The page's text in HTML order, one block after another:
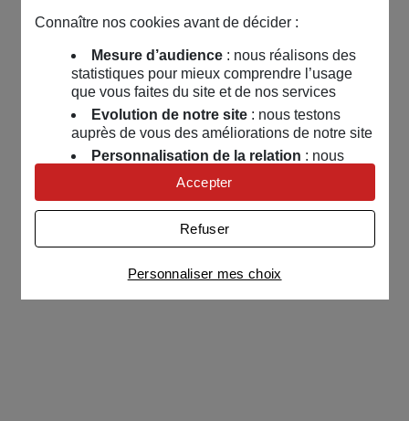
Connaître nos cookies avant de décider :
Mesure d’audience: nous réalisons des
statistiques pour mieux comprendre l’usage
que vous faites du site et de nos services
Evolution de notre site: nous testons
auprès de vous des améliorations de notre site
Personnalisation de la relation : nous
nous servons de cookies pour adapter nos
contenus et personnaliser nos offres
Univers publicitaire: nous utilisons avec
nos partenaires des cookies pour afficher des
publicités personnalisées
Connaître notre politique cookies et la liste de nos
partenaires
Personnaliser mes choix
Refuser
Accepter